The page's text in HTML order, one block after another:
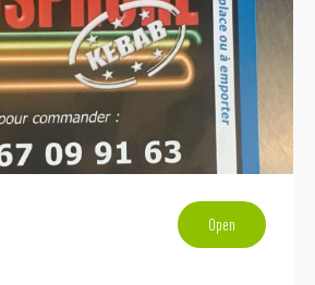
Open